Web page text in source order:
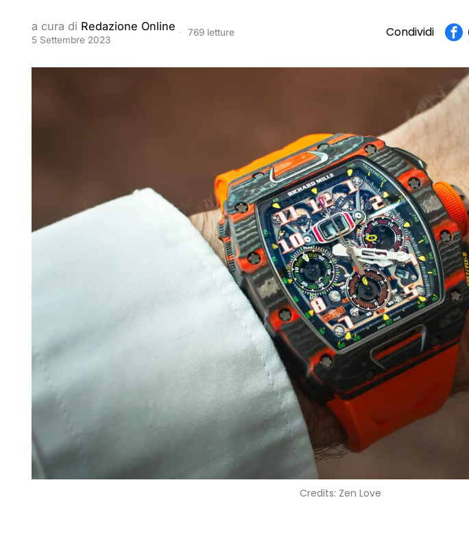
a cura di Redazione Online
5 Settembre 2023
769 letture Condividi
Credits: Zen Love